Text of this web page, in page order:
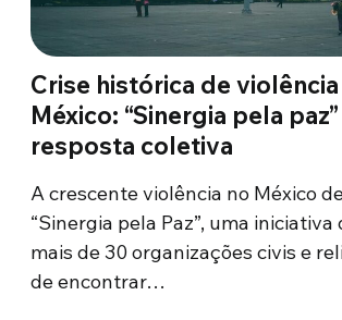
Crise histórica de
México: “Sinergia pela
resposta coletiva
A crescente violência no México
“Sinergia pela Paz”, uma iniciativa
mais de 30 organizações civis e
de encontrar…